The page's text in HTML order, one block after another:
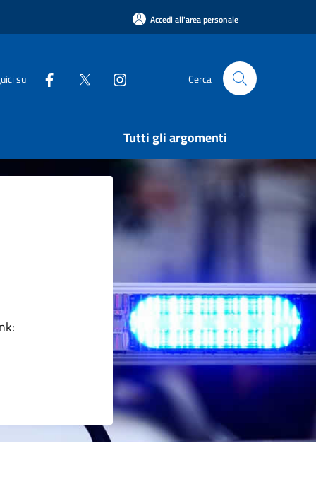
Accedi all'area personale
su Cerca
Tutti gli argomenti